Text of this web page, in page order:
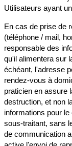
Utilisateurs ayant
En cas de prise de
(téléphone / mail,
responsable des
qu'il alimentera sur
échéant, l'adresse
rendez-vous à
praticien en assure
destruction, et non
informations pour
sous-traitant, sans
de communication